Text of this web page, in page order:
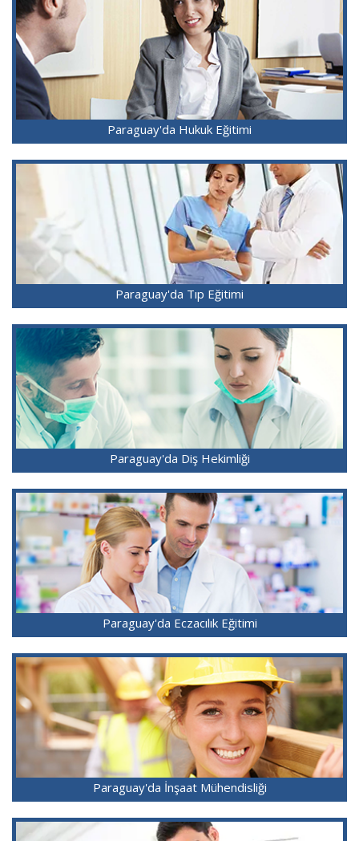
Paraguay'da Hukuk Eğitimi
Paraguay'da Tıp Eğitimi
Paraguay'da Diş Hekimliği
Paraguay'da Eczacılık Eğitimi
Paraguay'da İnşaat Mühendisliği